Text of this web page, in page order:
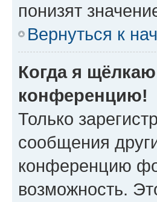
понизят
Вернуться к
Когда я
конференцию!
Только
сообщения
конференцию
возможность.